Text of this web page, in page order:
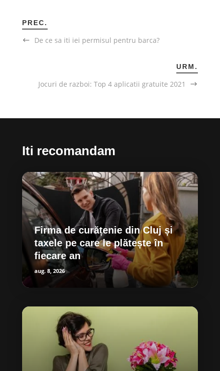
PREC.
De ce sa iti iei permisul pentru barca?
URM.
Jocuri de razboi: Top 4 aplicatii gratuite 2021
Iti recomandam
Firma de curățenie din Cluj și
taxele pe care le plătește în
fiecare an
aug. 8, 2026